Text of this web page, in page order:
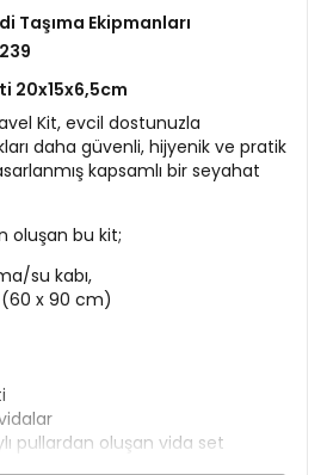
Taşıma Ekipmanları
20x15x6,5cm
Kit, evcil dostunuzla
daha güvenli, hijyenik ve pratik
kapsamlı bir seyahat
oluşan bu kit;
su kabı,
x 90 cm)
pullardan oluşan vida set